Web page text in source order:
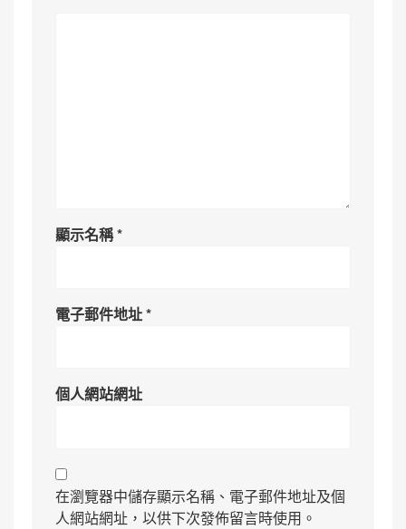
顯示名稱*
電子郵件地址*
個人網站網址
在瀏覽器中儲存顯示名稱、電子郵件地址及個
人網站網址，以供下次發佈留言時使用。